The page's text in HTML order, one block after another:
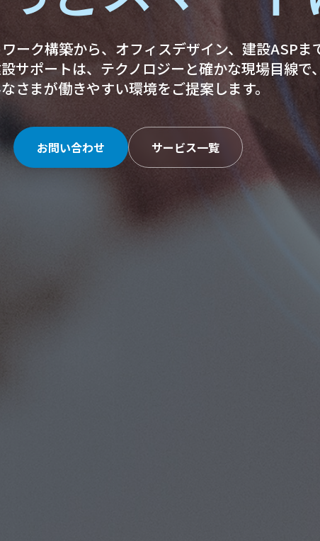
ーク構築から、オフィスデザイン、建設ASPま
サポートは、テクノロジーと確かな現場目線で、
さまが働きやすい環境をご提案します。
お問い合わせ サービス一覧